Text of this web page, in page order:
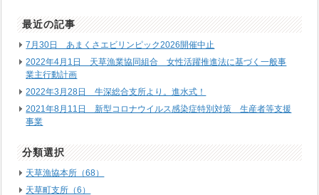
最近の記事
7月30日 あまくさエビリンピック2026開催中止
2022年4月1日 天草漁業協同組合 女性活躍推進法に基づく一般事
業主行動計画
2022年3月28日 牛深総合支所より。進水式！
2021年8月11日 新型コロナウイルス感染症特別対策 生産者等支援
事業
分類選択
天草漁協本所（68）
天草町支所（6）